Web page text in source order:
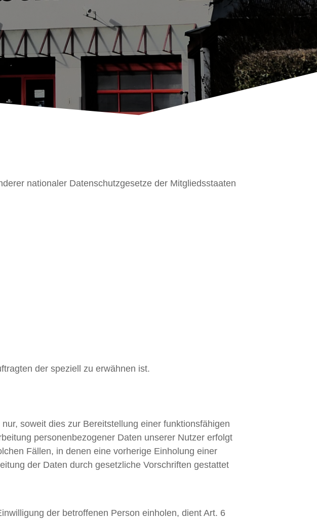
nationaler Datenschutzgesetze der Mitgliedsstaaten
der speziell zu erwähnen ist.
soweit dies zur Bereitstellung einer funktionsfähigen
personenbezogener Daten unserer Nutzer erfolgt
Fällen, in denen eine vorherige Einholung einer
der Daten durch gesetzliche Vorschriften gestattet
der betroffenen Person einholen, dient Art. 6